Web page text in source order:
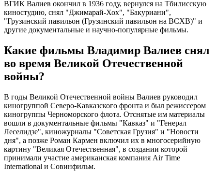
ВГИК Валиев окончил в 1936 году, вернулся на Тбилисскую
киностудию, снял "Джимарай-Хох", "Бакуриани",
"Грузинский павильон (Грузинский павильон на ВСХВ)" и
другие документальные и научно-популярные фильмы.
Какие фильмы Владимир Валиев снял
во время Великой Отечественной
войны?
В годы Великой Отечественной войны Валиев руководил
киногруппой Северо-Кавказского фронта и был режиссером
киногруппы Черноморского флота. Отснятые им материалы
вошли в документальные фильмы "Кавказ" и "Генерал
Леселидзе", киножурналы "Советская Грузия" и "Новости
дня", а позже Роман Кармен включил их в многосерийную
картину "Великая Отечественная", в создании которой
принимали участие американская компания Air Time
International и Совинфильм.